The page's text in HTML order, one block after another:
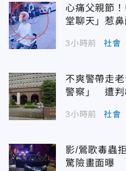
心痛父親節
堂聊天」惹
3小時前 社會
不爽警帶走
警察」 遭判
3小時前 社會
影/鶯歌毒蟲
驚險畫面曝